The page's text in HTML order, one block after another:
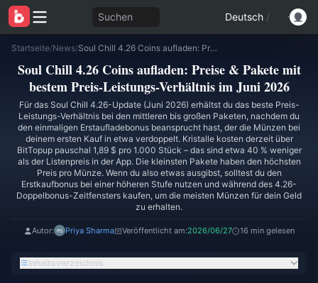
Suchen Deutsch /
Startseite/News/ Soul Chill 4.26 Coins aufladen: Preise & Pakete mit bestem Preis-Leistungs-Verhältnis im Juni 2026
Soul Chill 4.26 Coins aufladen: Preise & Pakete mit
bestem Preis-Leistungs-Verhältnis im Juni 2026
Für das Soul Chill 4.26-Update (Juni 2026) erhältst du das beste Preis-
Leistungs-Verhältnis bei den mittleren bis großen Paketen, nachdem du
den einmaligen Erstaufladebonus beansprucht hast, der die Münzen bei
deinem ersten Kauf in etwa verdoppelt. Kristalle kosten derzeit über
BitTopup pauschal 1,89 $ pro 1.000 Stück – das sind etwa 40 % weniger
als der Listenpreis in der App. Die kleinsten Pakete haben den höchsten
Preis pro Münze. Wenn du also etwas ausgibst, solltest du den
Erstkaufbonus bei einer höheren Stufe nutzen und während des 4.26-
Doppelbonus-Zeitfensters kaufen, um die meisten Münzen für dein Geld
zu erhalten.
Autor: Priya Sharma Veröffentlicht am:2026/06/27 16 min gelesen
Inhaltsverzeichnis